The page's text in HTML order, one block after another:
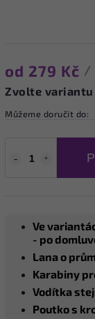
od 279 Kč /
Zvolte variantu
Můžeme doručit do:
Ve
- po
Lana o
Karabiny
Vodítka
Poutko s